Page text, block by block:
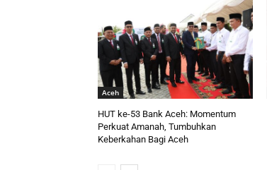
Aceh
HUT ke-53 Bank Aceh: Momentum
Perkuat Amanah, Tumbuhkan
Keberkahan Bagi Aceh